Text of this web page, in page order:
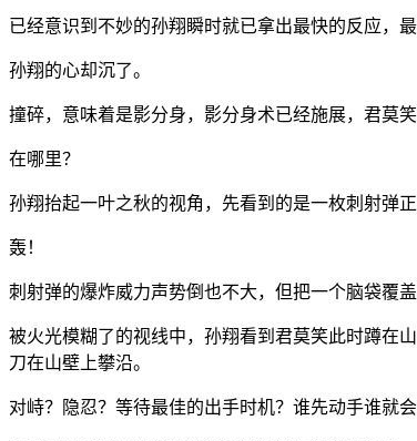
已经意识到不妙的孙翔瞬时就已拿出最快的反应，
孙翔的心却沉了。
撞碎，意味着是影分身，影分身术已经施展，君莫
在哪里？
孙翔抬起一叶之秋的视角，先看到的是一枚刺射弹
轰！
刺射弹的爆炸威力声势倒也不大，但把一个脑袋覆
被火光模糊了的视线中，孙翔看到君莫笑此时蹲在
刀在山壁上攀沿。
对峙？隐忍？等待最佳的出手时机？谁先动手谁就会